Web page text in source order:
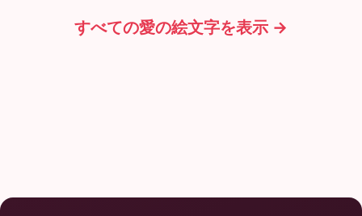
すべての愛の絵文字を表示 →